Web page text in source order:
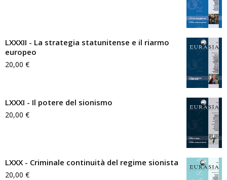
LXXXII - La strategia statunitense e il riarmo
europeo
20,00 €
LXXXI - Il potere del sionismo
20,00 €
LXXX - Criminale continuità del regime sionista
20,00 €